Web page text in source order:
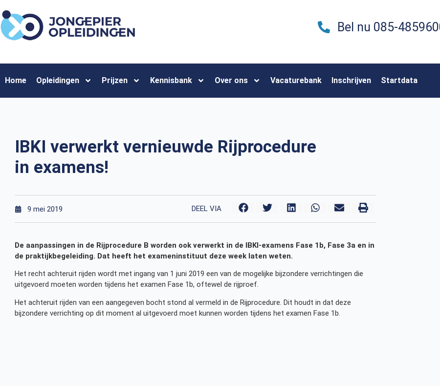
Bel nu 085-
Home Opleidingen Prijzen Kennisbank Over ons Vacaturebank Inschrijven Startdata
IBKI verwerkt vernieuwde Rijprocedure
in examens!
9 mei 2019 DEEL VIA
De aanpassingen in de Rijprocedure B worden ook verwerkt in de IBKI-examens Fase 1b, Fase 3a en in
de praktijkbegeleiding. Dat heeft het exameninstituut deze week laten weten.
Het recht achteruit rijden wordt met ingang van 1 juni 2019 een van de mogelijke bijzondere verrichtingen die
uitgevoerd moeten worden tijdens het examen Fase 1b, oftewel de rijproef.
Het achteruit rijden van een aangegeven bocht stond al vermeld in de Rijprocedure. Dit houdt in dat deze
bijzondere verrichting op dit moment al uitgevoerd moet kunnen worden tijdens het examen Fase 1b.